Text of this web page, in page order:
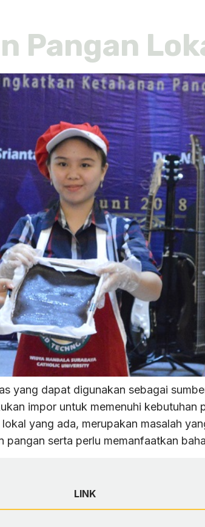
Pangan
yang dapat digunakan sebagai
impor untuk memenuhi kebutuhan
yang ada, merupakan masalah
pangan serta perlu memanfaatkan
LINK